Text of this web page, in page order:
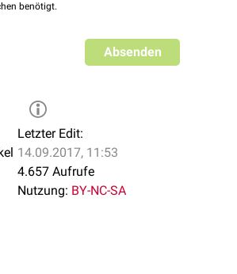
benötigt.
Absenden
Letzter Edit:
14.09.2017, 11:53
4.657 Aufrufe
Nutzung: BY-NC-SA